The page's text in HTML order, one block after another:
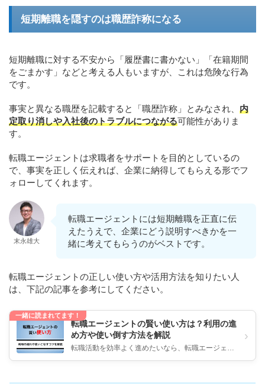
短期離職を隠すのは職歴詐称になる
短期離職に対する不安から「履歴書に書かない」「在籍期間
をごまかす」などと考える人もいますが、これは危険な行為
です。
事実と異なる職歴を記載すると「職歴詐称」とみなされ、 内
定取り消しや入社後のトラブルにつながる可能性がありま
す。
転職エージェントは求職者をサポートを目的としているの
で、事実を正しく伝えれば、企業に納得してもらえる形でフ
ォローしてくれます。
末永雄大
転職エージェントには短期離職を正直に伝
えたうえで、企業にどう説明すべきかを一
緒に考えてもらうのがベストです。
転職エージェントの正しい使い方や活用方法を知りたい人
は、下記の記事を参考にしてください。
一緒に読まれてます！
転職エージェントの賢い使い方は？利用の進
め方や使い倒す方法を解説
転職活動を効率よく進めたいなら、転職エージェン
›